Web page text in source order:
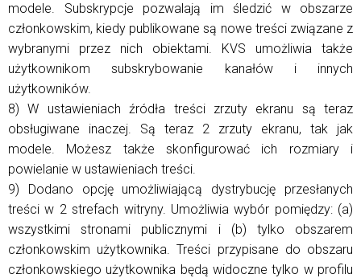
modele. Subskrypcje pozwalają im śledzić w obszarze
członkowskim, kiedy publikowane są nowe treści związane z
wybranymi przez nich obiektami. KVS umożliwia także
użytkownikom subskrybowanie kanałów i innych
użytkowników.
8) W ustawieniach źródła treści zrzuty ekranu są teraz
obsługiwane inaczej. Są teraz 2 zrzuty ekranu, tak jak
modele. Możesz także skonfigurować ich rozmiary i
powielanie w ustawieniach treści.
9) Dodano opcję umożliwiającą dystrybucję przesłanych
treści w 2 strefach witryny. Umożliwia wybór pomiędzy: (a)
wszystkimi stronami publicznymi i (b) tylko obszarem
członkowskim użytkownika. Treści przypisane do obszaru
członkowskiego użytkownika będą widoczne tylko w profilu